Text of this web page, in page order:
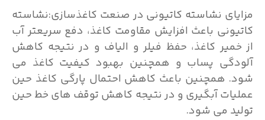
مزایای نشاسته کاتیونی در صنعت کاغذسازی:نشاسته
کاتیونی باعث افزایش مقاومت کاغذ، دفع سریعتر آب
از خمیر کاغذ، حفظ فیلر و الیاف و در نتیجه کاهش
آلودگی پساب و همچنین بهبود کیفیت کاغذ می
شود. همچنین باعث کاهش احتمال پارگی کاغذ حین
عملیات آبگیری و در نتیجه کاهش توقف های خط حین
تولید می شود.